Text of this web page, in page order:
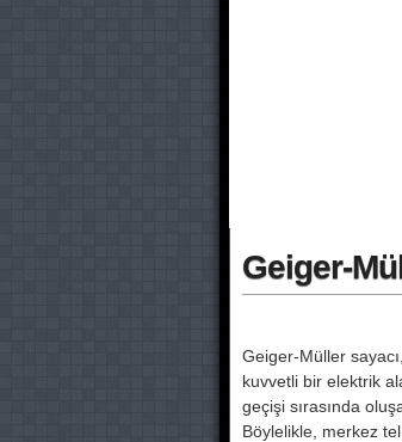
Geiger-
Geiger-Müller
kuvvetli bir elektrik
geçişi sırasında
Böyle­likle, merkez